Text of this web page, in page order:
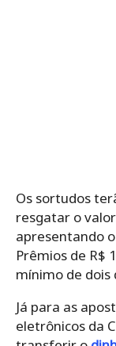
Os sortudos
resgatar o
apresentando
Prêmios de R$
mínimo de dois
Já para as
eletrônicos da